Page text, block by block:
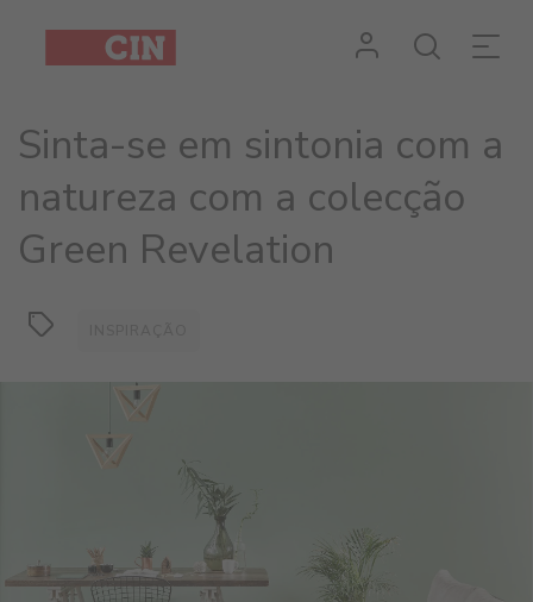
Sinta-se em sintonia com a
natureza com a colecção
Green Revelation